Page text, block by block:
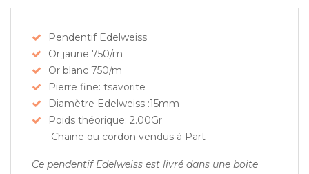
Pendentif Edelweiss
Or jaune 750/m
Or blanc 750/m
Pierre fine: tsavorite
Diamètre Edelweiss :15mm
Poids théorique: 2.00Gr
Chaine ou cordon vendus à Part
Ce pendentif Edelweiss est livré dans une boite